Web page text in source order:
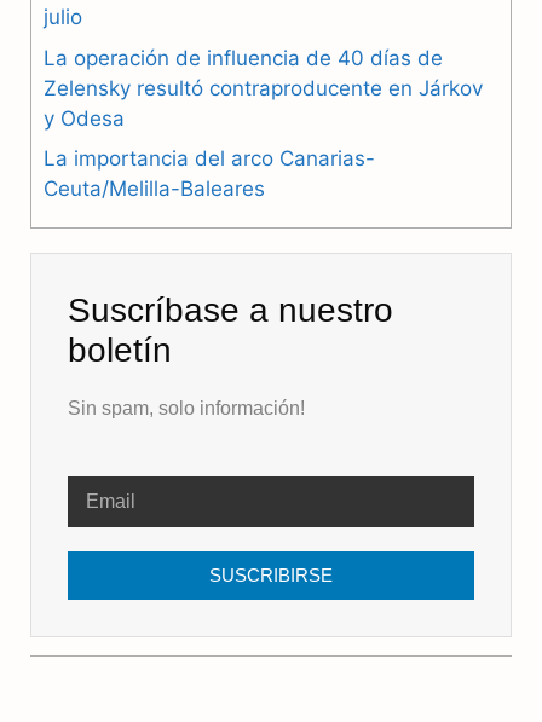
julio
La operación de influencia de 40 días de
Zelensky resultó contraproducente en Járkov
y Odesa
La importancia del arco Canarias-
Ceuta/Melilla-Baleares
Suscríbase a nuestro
boletín
Sin spam, solo información!
SUSCRIBIRSE